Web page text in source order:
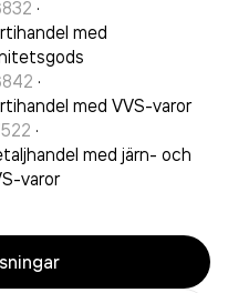
·
med
·
med VVS-varor
·
med järn- och
varor